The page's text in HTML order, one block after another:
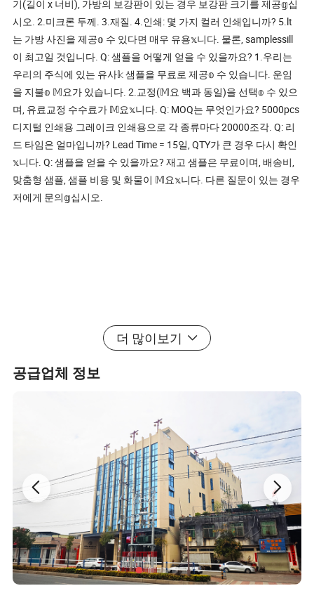
기(길이 x 너비), 가방의 보강판이 있는 경우 보강판 크기를 제공𝕘십
시오. 2.미크론 두께. 3.재질. 4.인쇄: 몇 가지 컬러 인쇄입니까? 5.lt
는 가방 사진을 제공𝕠 수 있다면 매우 유용𝕩니다. 물론, samplessill
이 최고일 것입니다. Q: 샘플을 어떻게 얻을 수 있을까요? 1.우리는
우리의 주식에 있는 유사𝕜 샘플을 무료로 제공𝕠 수 있습니다. 운임
을 지불𝕠 𝕄요가 있습니다. 2.교정(𝕄요 백과 동일)을 선택𝕠 수 있으
며, 유료교정 수수료가 𝕄요𝕩니다. Q: MOQ는 무엇인가요? 5000pcs
디지털 인쇄용 그레이크 인쇄용으로 각 종류마다 20000조각. Q: 리
드 타임은 얼마입니까? Lead Time = 15일, QTY가 큰 경우 다시 확인
𝕩니다. Q: 샘플을 얻을 수 있을까요? 재고 샘플은 무료이며, 배송비,
맞춤형 샘플, 샘플 비용 및 화물이 𝕄요𝕩니다. 다른 질문이 있는 경우
저에게 문의𝕘십시오.
더 많이보기
공급업체 정보